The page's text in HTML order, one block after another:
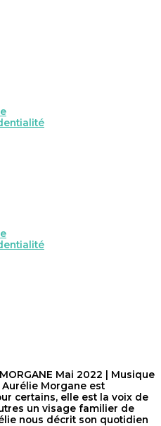
MORGANE Mai 2022 | Musique
Morgane est
certains, elle est la voix de
un visage familier de
nous décrit son quotidien